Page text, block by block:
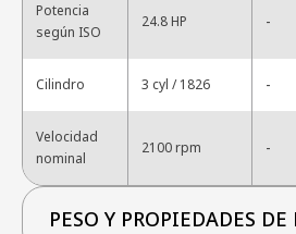
Potencia
según ISO
24.8 HP -
Cilindro 3 cyl / 1826 -
Velocidad
nominal
2100 rpm -
PESO Y PROPIEDADES